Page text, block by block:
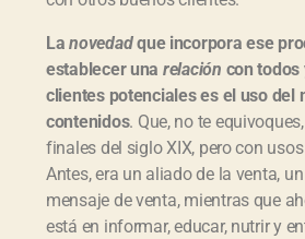
Lanovedadque incorpora ese
establecer una relación con todos
clientes potenciales es el uso del
contenidos. Que, no te
finales del siglo XIX, pero con
Antes, era un aliado de la venta,
mensaje de venta, mientras que
está en informar, educar, nutrir y